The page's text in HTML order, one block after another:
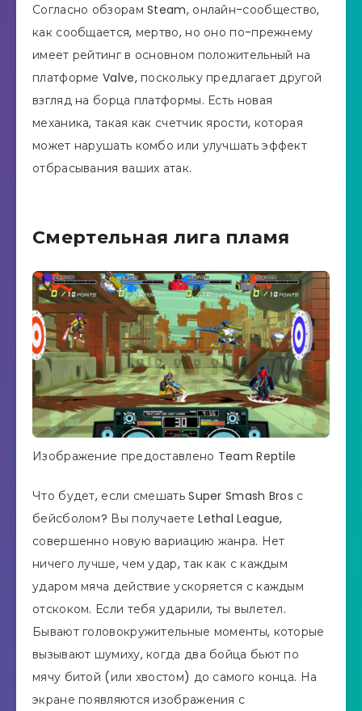
Согласно обзорам Steam, онлайн-сообщество,
как сообщается, мертво, но оно по-прежнему
имеет рейтинг в основном положительный на
платформе Valve, поскольку предлагает другой
взгляд на борца платформы. Есть новая
механика, такая как счетчик ярости, которая
может нарушать комбо или улучшать эффект
отбрасывания ваших атак.
Смертельная лига пламя
Изображение предоставлено Team Reptile
Что будет, если смешать Super Smash Bros с
бейсболом? Вы получаете Lethal League,
совершенно новую вариацию жанра. Нет
ничего лучше, чем удар, так как с каждым
ударом мяча действие ускоряется с каждым
отскоком. Если тебя ударили, ты вылетел.
Бывают головокружительные моменты, которые
вызывают шумиху, когда два бойца бьют по
мячу битой (или хвостом) до самого конца. На
экране появляются изображения с